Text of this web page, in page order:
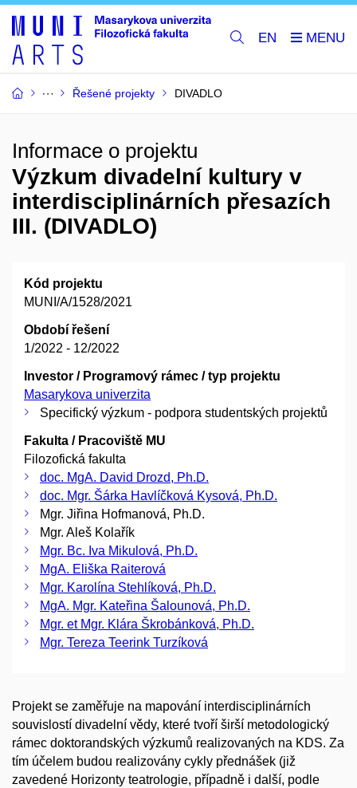
EN
Řešené projekty DIVADLO
Informace o projektu
Výzkum divadelní kultury v
interdisciplinárních přesazích
III. (DIVADLO)
Kód projektu
MUNI/A/1528/2021
Období řešení
1/2022 - 12/2022
Investor / Programový rámec / typ projektu
Masarykova univerzita
Specifický výzkum - podpora studentských projektů
Fakulta / Pracoviště MU
Filozofická fakulta
doc. MgA. David Drozd, Ph.D.
doc. Mgr. Šárka Havlíčková Kysová, Ph.D.
Mgr. Jiřina Hofmanová, Ph.D.
Mgr. Aleš Kolařík
Mgr. Bc. Iva Mikulová, Ph.D.
MgA. Eliška Raiterová
Mgr. Karolína Stehlíková, Ph.D.
MgA. Mgr. Kateřina Šalounová, Ph.D.
Mgr. et Mgr. Klára Škrobánková, Ph.D.
Mgr. Tereza Teerink Turzíková
Projekt se zaměřuje na mapování interdisciplinárních
souvislostí divadelní vědy, které tvoří širší metodologický
rámec doktorandských výzkumů realizovaných na KDS. Za
tím účelem budou realizovány cykly přednášek (již
zavedené Horizonty teatrologie, případně i další, podle